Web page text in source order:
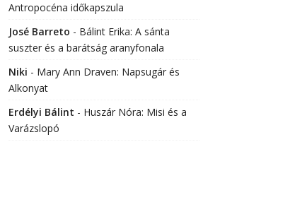
Antropocéna időkapszula
José Barreto - Bálint Erika: A sánta
suszter és a barátság aranyfonala
Niki - Mary Ann Draven: Napsugár és
Alkonyat
Erdélyi Bálint - Huszár Nóra: Misi és a
Varázslopó